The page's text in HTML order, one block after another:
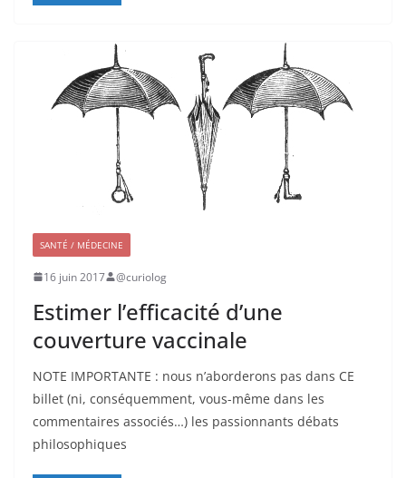
SANTÉ / MÉDECINE
16 juin 2017 @curiolog
Estimer l’efficacité d’une
couverture vaccinale
NOTE IMPORTANTE : nous n’aborderons pas dans CE
billet (ni, conséquemment, vous-même dans les
commentaires associés…) les passionnants débats
philosophiques